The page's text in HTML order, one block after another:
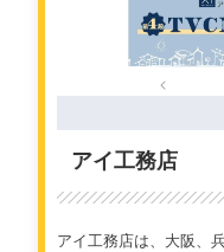
アイ工務店
アイ工務店は、大阪、